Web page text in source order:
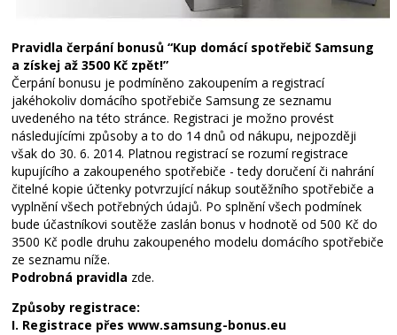
Pravidla čerpání bonusů “Kup domácí spotřebič Samsung
a získej až 3500 Kč zpět!”
Čerpání bonusu je podmíněno zakoupením a registrací
jakéhokoliv domácího spotřebiče Samsung ze seznamu
uvedeného na této stránce. Registraci je možno provést
následujícími způsoby a to do 14 dnů od nákupu, nejpozději
však do 30. 6. 2014. Platnou registrací se rozumí registrace
kupujícího a zakoupeného spotřebiče - tedy doručení či nahrání
čitelné kopie účtenky potvrzující nákup soutěžního spotřebiče a
vyplnění všech potřebných údajů. Po splnění všech podmínek
bude účastníkovi soutěže zaslán bonus v hodnotě od 500 Kč do
3500 Kč podle druhu zakoupeného modelu domácího spotřebiče
ze seznamu níže.
Podrobná pravidla zde.
Způsoby registrace:
I. Registrace přes www.samsung-bonus.eu